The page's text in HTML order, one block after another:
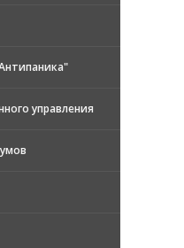
управления